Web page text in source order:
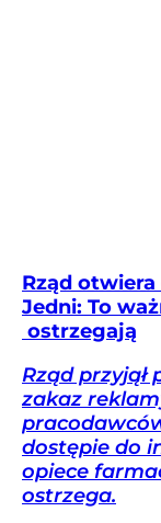
Rząd
Jedni: To
ostrzegają
Rząd przyjął
zakaz
dostępie do
opiece
ostrzega.